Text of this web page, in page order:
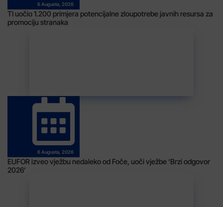
6 Augusta, 2026
TI uočio 1.200 primjera potencijalne zloupotrebe javnih resursa za
promociju stranaka
6 Augusta, 2026
EUFOR izveo vježbu nedaleko od Foče, uoči vježbe ‘Brzi odgovor
2026’